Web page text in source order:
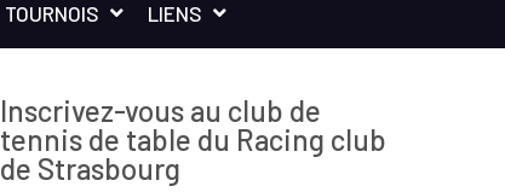
TOURNOIS LIENS
Inscrivez-vous au club de
tennis de table du Racing club
de Strasbourg